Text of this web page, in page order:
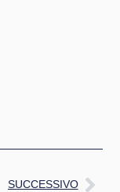
SUCCESSIVO